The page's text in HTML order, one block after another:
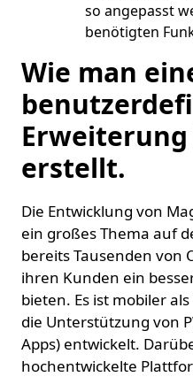
so angepasst
benötigten
Wie man
erstellt.
Die Entwicklung von
ein großes Thema auf
bereits Tausenden von
ihren Kunden ein
bieten. Es ist mobiler
die Unterstützung von
Apps) entwickelt.
hochentwickelte